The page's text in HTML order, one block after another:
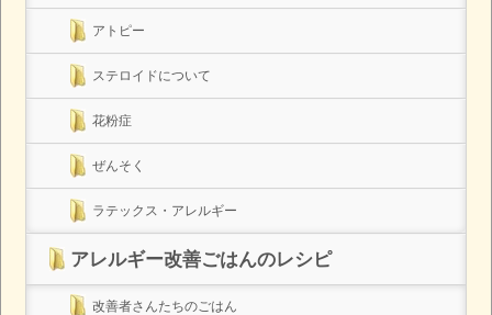
アトピー
ステロイドについて
花粉症
ぜんそく
ラテックス・アレルギー
アレルギー改善ごはんのレシピ
改善者さんたちのごはん